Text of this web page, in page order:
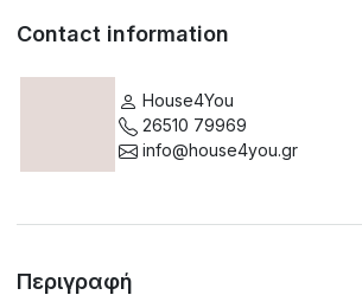
Contact information
House4You
26510 79969
info@house4you.gr
Περιγραφή